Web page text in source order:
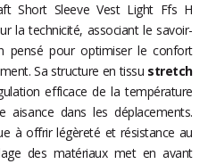
Short Sleeve Vest Light Ffs H
la technicité, associant le savoir-
pensé pour optimiser le confort
Sa structure en tissu stretch
efficace de la température
dans les déplacements.
à offrir légèreté et résistance au
des matériaux met en avant